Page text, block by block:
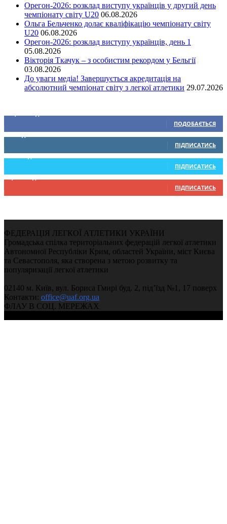
Орегон-2026: розклад виступу українців у другий день
чемпіонату світу U20 06.08.2026
Ольга Бельченко долає кваліфікацію чемпіонату світу
U20 06.08.2026
Орегон-2026: розклад виступу українців, день 1
05.08.2026
Вікторія Ткачук – з особистим рекордом у Бельгії
03.08.2026
До уваги медіа! Завершується акредитація на
абсолютний чемпіонат світу з легкої атлетики 29.07.2026
ПОДОБАЄТЬСЯ
0 Підписників
ПІДПИСАТИСЬ
234 Підписників
ПІДПИСАТИСЬ
9,370 Підписників
ПІДПИСАТИСЬ
ФЕДЕРАЦІЯ ЛЕГКОЇ АТЛЕТИКИ УКРАЇНИ
Громадська спілка територіальних федерацій легкої атлетики
Автономної Республіки Крим, областей України, міст Києва
та Севастополя, яка створена з метою розвитку та
популяризації легкої атлетики
02140 м. Київ, вул. Бориса Гмирі буд. 2, під’їзд №1, 17 поверх
Контакти: office@uaf.org.ua
ФЛАУ В СОЦ. МЕРЕЖАХ